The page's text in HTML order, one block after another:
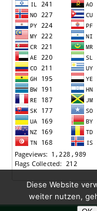
Diese Website
weiter nutzen,